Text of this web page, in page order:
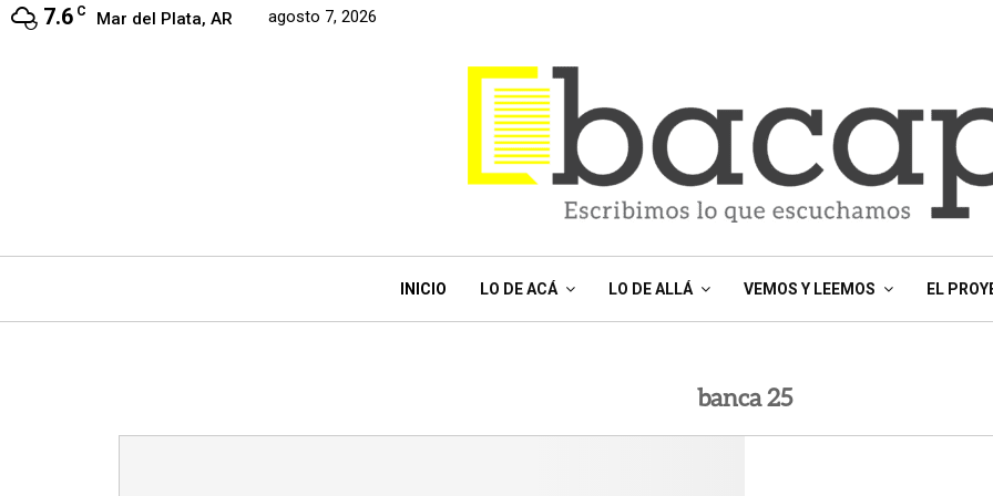
7.6 C Mar del Plata, AR agosto 7, 2026
INICIO LO DE ACÁ LO DE ALLÁ VEMOS Y LEEMOS EL
banca 25